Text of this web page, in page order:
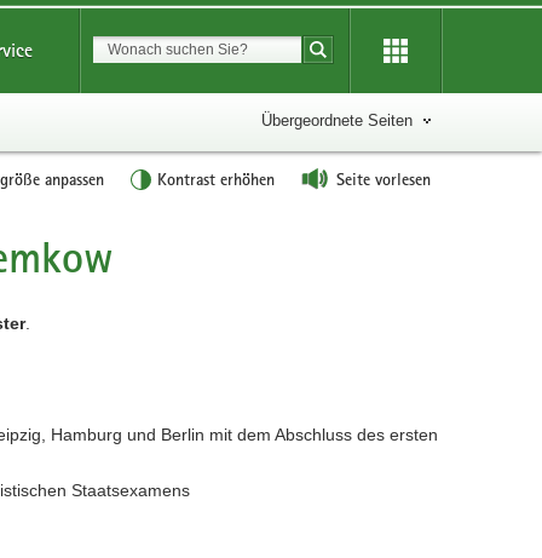
Suchbegriff
Suche starten
Übergeordnete Seiten
anpassen Kontrast erhöhen Seite vorlesen
.
Hamburg und Berlin mit dem Abschluss des ersten
Staatsexamens